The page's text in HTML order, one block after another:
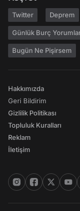
Twitter Deprem
Günlük Burç
Bugün Ne Pişirsem
Hakkımızda
Geri Bildirim
Gizlilik Politikası
Topluluk Kuralları
Reklam
İletişim